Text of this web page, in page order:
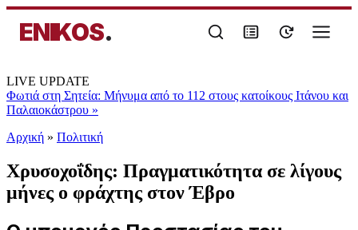
ENIKOS.
LIVE UPDATE
Φωτιά στη Σητεία: Μήνυμα από το 112 στους κατοίκους Ιτάνου και
Παλαιοκάστρου »
Αρχική » Πολιτική
Χρυσοχοΐδης: Πραγματικότητα σε λίγους
μήνες ο φράχτης στον Έβρο